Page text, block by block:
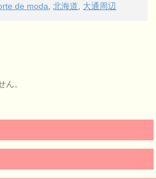
de moda ,北海道 大通周辺
ん。